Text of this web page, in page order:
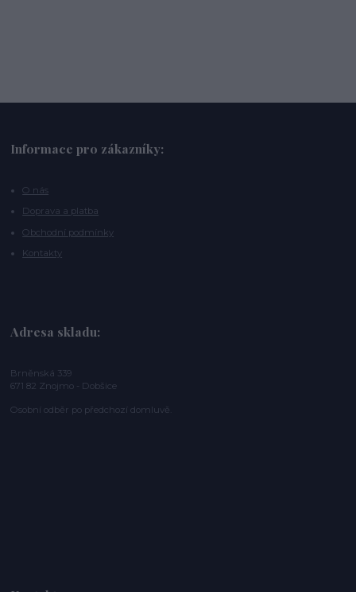
Informace pro zákazníky:
O nás
Doprava a platba
Obchodní podmínky
Kontakty
Adresa skladu:
Brněnská 339
671 82 Znojmo - Dobšice
Osobní odběr po předchozí domluvě.